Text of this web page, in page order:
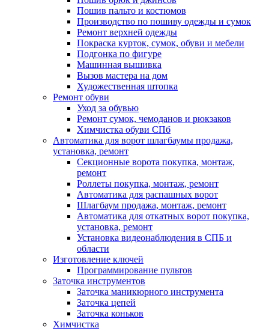
Пошив пальто и костюмов
Производство по пошиву одежды и сумок
Ремонт верхней одежды
Покраска курток, сумок, обуви и мебели
Подгонка по фигуре
Машинная вышивка
Вызов мастера на дом
Художественная штопка
Ремонт обуви
Уход за обувью
Ремонт сумок, чемоданов и рюкзаков
Химчистка обуви СПб
Автоматика для ворот шлагбаумы продажа,
установка, ремонт
Секционные ворота покупка, монтаж,
ремонт
Роллеты покупка, монтаж, ремонт
Автоматика для распашных ворот
Шлагбаум продажа, монтаж, ремонт
Автоматика для откатных ворот покупка,
установка, ремонт
Установка видеонаблюдения в СПБ и
области
Изготовление ключей
Программирование пультов
Заточка инструментов
Заточка маникюрного инструмента
Заточка цепей
Заточка коньков
Химчистка